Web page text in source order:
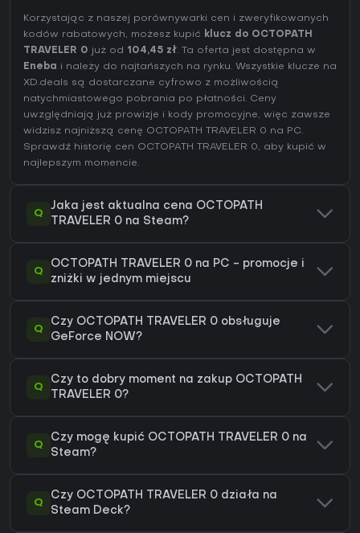
Korzystając z naszej porównywarki cen i zweryfikowanych
kodów rabatowych, możesz kupić klucz do OCTOPATH
TRAVELER 0 już od 104,45 zł. Ta oferta jest dostępna w
Eneba i należy do najtańszych na rynku. Wszystkie klucze na
XD.deals są dostarczane cyfrowo z możliwością
natychmiastowego pobrania po płatności. Ceny
uwzględniają już prowizje i kody promocyjne, więc zawsze
widzisz najniższą cenę OCTOPATH TRAVELER 0 na PC.
Sprawdź historię cen OCTOPATH TRAVELER 0, aby kupić w
najlepszym momencie.
Q
Jaka jest aktualna cena OCTOPATH
TRAVELER 0 na Steam?
Q
OCTOPATH TRAVELER 0 na PC - promocje i
zniżki w jednym miejscu
Q
Czy OCTOPATH TRAVELER 0 obsługuje
GeForce NOW?
Q
Czy to dobry moment na zakup OCTOPATH
TRAVELER 0?
Q
Czy mogę kupić OCTOPATH TRAVELER 0 na
Steam?
Q
Czy OCTOPATH TRAVELER 0 działa na
Steam Deck?